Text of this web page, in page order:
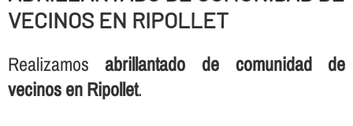
VECINOS EN RIPOLLET
Realizamosabrillantado de comunidad de
vecinos en Ripollet.